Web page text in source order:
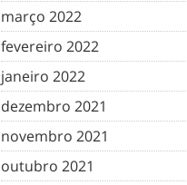
março 2022
fevereiro 2022
janeiro 2022
dezembro 2021
novembro 2021
outubro 2021